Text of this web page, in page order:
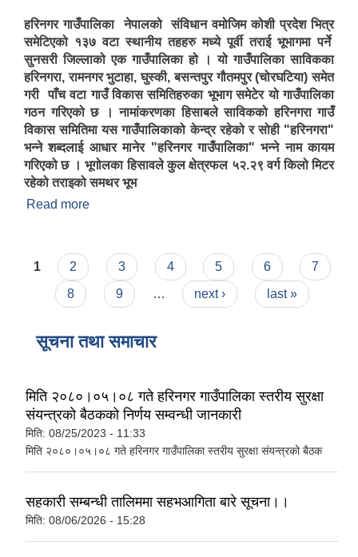
हरिनगर गाउँपालिका नेपालको संविधान वमोजिम कोशी प्रदेश भित्र
समेटिएको १३७ वटा स्थानीय तहहरु मध्ये पूर्वी तराई भूभागमा पर्ने
सुनसरी जिल्लाको एक गाउँपालिका हो । यो गाउँपालिका साविकका
हरिनगरा, रामनगर भुटाहा, घुस्की, बसन्तपुर गौतमपुर (च‍ोरघटिया) समेत
गरी पाँच वटा गाउँ विकास समितिहरुका भूभाग समेटेर यो गाउँपालिका
गठन गरिएको छ । नामांकरणका हिसाबले साविकको हरिनगरा गाउँ
विकास समितिमा यस गाउँपालिकाको केन्द्र रहेको र सोही "हरिनगरा"
भन्ने शब्दलाई आधार मानेर "हरिनगर गाउँपालिका" भन्ने नाम कायम
गरिएको छ । भूगोलका हिसावले कुल क्षेत्रफल ५२.२९ वर्ग किलो मिटर
रहेको तराइको समथर भूभ
Read more
Pages
1 2 3 4 5 6
7
8
9 … next › last »
सूचना तथा समाचार
मिति २०८०।०५।०८ गते हरिनगर गाउँपालिका स्तरीय सुरक्षा
संयन्त्रको बैठकको निर्णय सम्वन्धी जानकारी
मिति: 08/25/2023 - 11:33
मिति २०८०।०५।०८ गते हरिनगर गाउँपालिका स्तरीय सुरक्षा संयन्त्रको बैठक
सहकारी सम्बन्धी तालिममा सहभआगिता बारे सूचना।।
मिति: 08/06/2026 - 15:28